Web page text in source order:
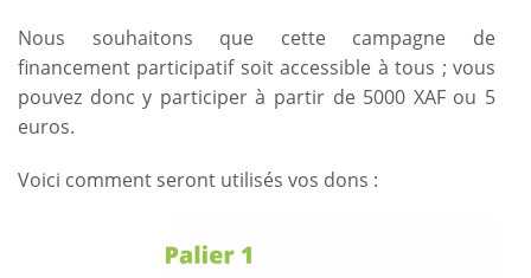
Nous souhaitons que cette campagne de
financement participatif soit accessible à tous ; vous
pouvez donc y participer à partir de 5000 XAF ou 5
euros.
Voici comment seront utilisés vos dons :